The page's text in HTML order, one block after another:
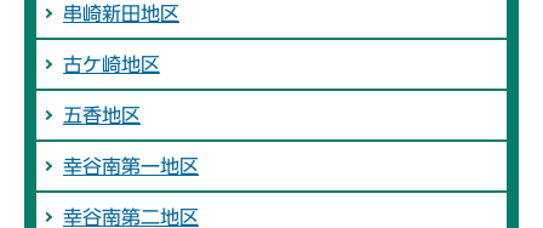
串崎新田地区
古ケ崎地区
五香地区
幸谷南第一地区
幸谷南第二地区